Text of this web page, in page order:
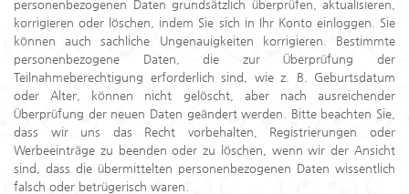
personenbezogenen Daten grundsätzlich überprüfen, aktualisieren,
korrigieren oder löschen, indem Sie sich in Ihr Konto einloggen. Sie
können auch sachliche Ungenauigkeiten korrigieren. Bestimmte
personenbezogene Daten, die zur Überprüfung der
Teilnahmeberechtigung erforderlich sind, wie z. B. Geburtsdatum
oder Alter, können nicht gelöscht, aber nach ausreichender
Überprüfung der neuen Daten geändert werden. Bitte beachten Sie,
dass wir uns das Recht vorbehalten, Registrierungen oder
Werbeeinträge zu beenden oder zu löschen, wenn wir der Ansicht
sind, dass die übermittelten personenbezogenen Daten wissentlich
falsch oder betrügerisch waren.